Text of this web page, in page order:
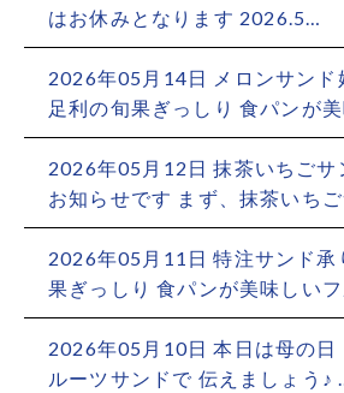
はお休みとなります 2026.5…
2026年05月14日 メロンサンド
足利の旬果ぎっしり 食パンが
2026年05月12日 抹茶いちごサ
お知らせです まず、抹茶いち
2026年05月11日 特注サンド承
果ぎっしり 食パンが美味しい
2026年05月10日 本日は母の日
ルーツサンドで 伝えましょう♪